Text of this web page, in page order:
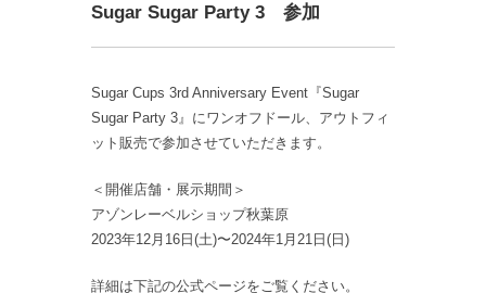
Sugar Sugar Party 3 参加
Sugar Cups 3rd Anniversary Event『Sugar
Sugar Party 3』にワンオフドール、アウトフィ
ット販売で参加させていただきます。
＜開催店舗・展示期間＞
アゾンレーベルショップ秋葉原
2023年12月16日(土)〜2024年1月21日(日)
詳細は下記の公式ページをご覧ください。